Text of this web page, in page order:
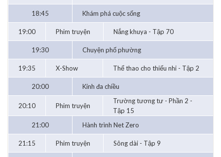
18:45 Khám phá cuộc sống
19:00 Phim truyện Nắng khuya - Tập 70
19:30 Chuyện phố phường
19:35 X-Show Thể thao cho thiếu nhi - Tập 2
20:00 Kính đa chiều
20:10 Phim truyện
Trường tương tư - Phần 2 -
Tập 15
21:00
Hành trình Net Zero
21:15 Phim truyện Sông dài - Tập 9